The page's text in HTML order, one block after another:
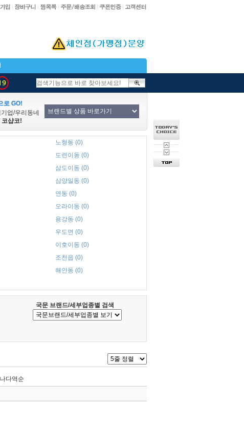
로 GO!
업/우리동네
코샵코!
노형동 (0)
도련이동 (0)
삼도이동 (0)
삼양일동 (0)
연동 (0)
오라이동 (0)
용강동 (0)
우도면 (0)
이호이동 (0)
조천읍 (0)
해안동 (0)
국문 브랜드/세부업종별 검색
다역순